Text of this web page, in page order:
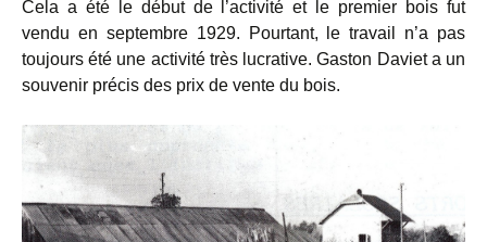
Cela a été le début de l’activité et le premier bois fut
vendu en septembre 1929. Pourtant, le travail n’a pas
toujours été une activité très lucrative. Gaston Daviet a un
souvenir précis des prix de vente du bois.